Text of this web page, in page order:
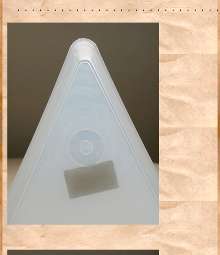
・・・・・・・・・・・・・・・・・・・・・・・・・・・